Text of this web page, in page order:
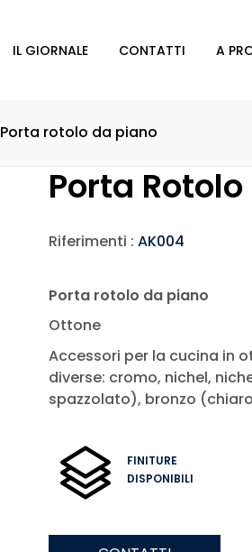
IL GIORNALE CONTATTI A
Porta rotolo da piano
Porta
Riferimenti : AK004
Porta rotolo da piano
Ottone
Accessori per la cucina in
diverse: cromo, nichel,
spazzolato), bronzo
FINITURE
DISPONIBILI